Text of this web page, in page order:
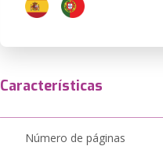
Características
Número de páginas